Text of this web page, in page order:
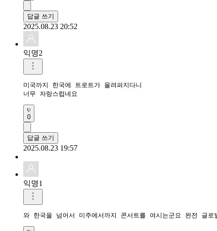
답글 쓰기
2025.08.23 20:52
익명2
미국까지 한국에 트로트가 울려퍼지다니
너무 자랑스럽네요
0
답글 쓰기
2025.08.23 19:57
익명1
와 한국을 넘어서 미주에서까지 콘서트를 여시는군요 완전 글로